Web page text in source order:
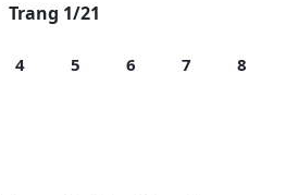
Trang 1/21
4 5 6 7 8